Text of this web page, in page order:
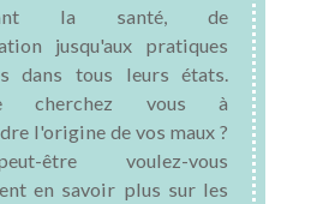
la santé, de
jusqu'aux pratiques
dans tous leurs états.
cherchez vous à
l'origine de vos maux ?
être voulez-vous
en savoir plus sur les